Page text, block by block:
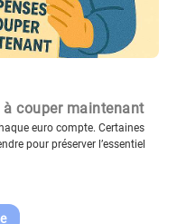
à couper maintenant
euro compte. Certaines
pour préserver l’essentiel